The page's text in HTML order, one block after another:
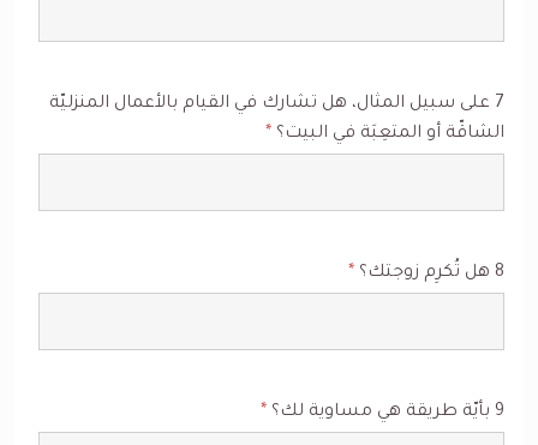
7 على سبيل المثال، هل تشارك في القيام بالأعمال المنزليّة
الشاقّة أو المتعِبَة في البيت؟ *
8 هل تُكرِم زوجتك؟ *
9 بأيّة طريقة هي مساوية لك؟ *